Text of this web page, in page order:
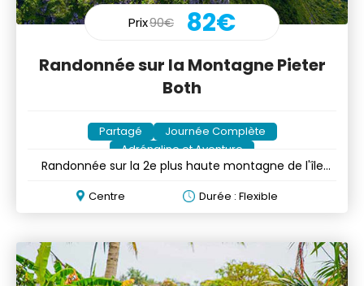
Prix90€ 82€
Randonnée sur la Montagne Pieter
Both
Partagé
Journée Complète
Adrénaline et Aventure
Randonnée sur la 2e plus haute montagne de l'île
Centre Durée : Flexible